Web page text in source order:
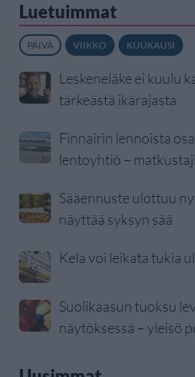
Luetuimmat
PÄIVÄ VIIKKO KUUKAUSI
Leskeneläke ei kuulu
tärkeästä ikärajasta
Finnairin lennoista
lentoyhtiö –
Sääennuste ulottuu
näyttää syksyn sää
Kela voi leikata tukia
Suolikaasun tuoksu
näytöksessä – yleisö